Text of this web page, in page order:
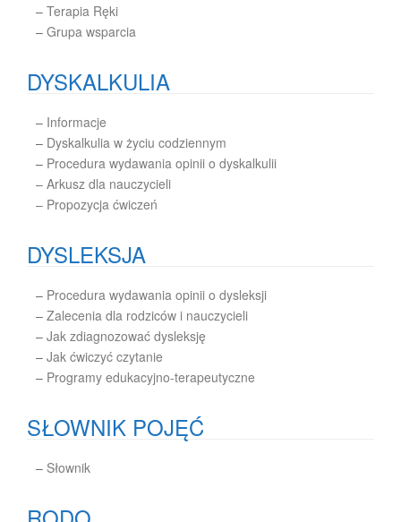
– Terapia Ręki
– Grupa wsparcia
DYSKALKULIA
– Informacje
– Dyskalkulia w życiu codziennym
– Procedura wydawania opinii o dyskalkulii
– Arkusz dla nauczycieli
– Propozycja ćwiczeń
DYSLEKSJA
– Procedura wydawania opinii o dysleksji
– Zalecenia dla rodziców i nauczycieli
– Jak zdiagnozować dysleksję
– Jak ćwiczyć czytanie
– Programy edukacyjno-terapeutyczne
SŁOWNIK POJĘĆ
– Słownik